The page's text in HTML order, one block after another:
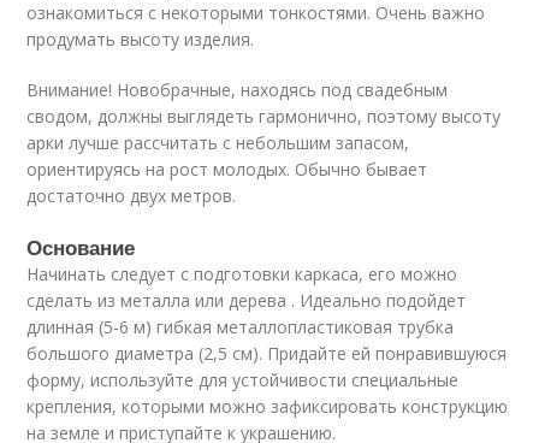
ознакомиться с некоторыми тонкостями. Очень важно
продумать высоту изделия.
Внимание! Новобрачные, находясь под свадебным
сводом, должны выглядеть гармонично, поэтому высоту
арки лучше рассчитать с небольшим запасом,
ориентируясь на рост молодых. Обычно бывает
достаточно двух метров.
Основание
Начинать следует с подготовки каркаса, его можно
сделать из металла или дерева . Идеально подойдет
длинная (5-6 м) гибкая металлопластиковая трубка
большого диаметра (2,5 см). Придайте ей понравившуюся
форму, используйте для устойчивости специальные
крепления, которыми можно зафиксировать конструкцию
на земле и приступайте к украшению.